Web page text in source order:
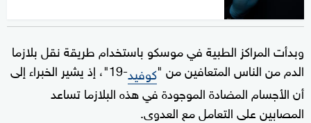
وبدأت المراكز الطبية في موسكو باستخدام طريقة نقل بلازما
الدم من الناس المتعافين من "كوفيد
-19"، إذ يشير الخبراء إلى
أن الأجسام المضادة الموجودة في هذه البلازما تساعد
المصابين على التعامل مع العدوى.